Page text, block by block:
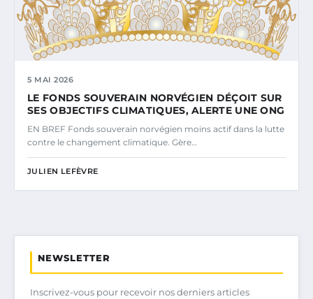
5 MAI 2026
LE FONDS SOUVERAIN NORVÉGIEN DÉÇOIT SUR
SES OBJECTIFS CLIMATIQUES, ALERTE UNE ONG
EN BREF Fonds souverain norvégien moins actif dans la lutte
contre le changement climatique. Gère…
JULIEN LEFÈVRE
NEWSLETTER
Inscrivez-vous pour recevoir nos derniers articles